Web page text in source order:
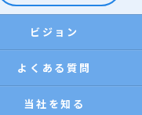
ビジョン
よくある質問
当社を知る